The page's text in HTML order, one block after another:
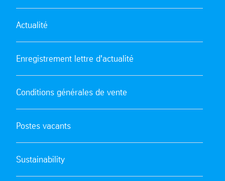
Actualité
Enregistrement lettre d'actualité
Conditions générales de vente
Postes vacants
Sustainability